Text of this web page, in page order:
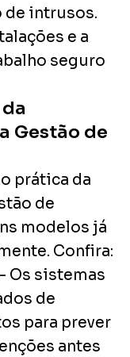
de intrusos.
e a
seguro
Gestão de
prática da
de
modelos já
Confira:
- Os sistemas
de
para prever
antes